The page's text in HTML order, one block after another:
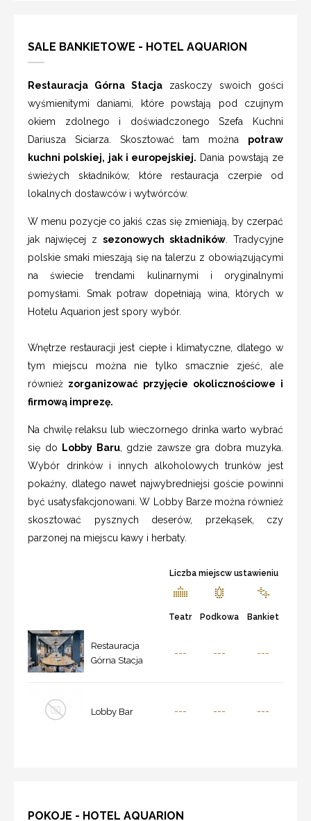
SALE BANKIETOWE - HOTEL AQUARION
Restauracja Górna Stacja zaskoczy swoich gości
wyśmienitymi daniami, które powstają pod czujnym
okiem zdolnego i doświadczonego Szefa Kuchni
Dariusza Siciarza. Skosztować tam można potraw
kuchni polskiej, jak i europejskiej. Dania powstają ze
świeżych składników, które restauracja czerpie od
lokalnych dostawców i wytwórców.
W menu pozycje co jakiś czas się zmieniają, by czerpać
jak najwięcej z sezonowych składników . Tradycyjne
polskie smaki mieszają się na talerzu z obowiązującymi
na świecie trendami kulinarnymi i oryginalnymi
pomysłami. Smak potraw dopełniają wina, których w
Hotelu Aquarion jest spory wybór.
Wnętrze restauracji jest ciepłe i klimatyczne, dlatego w
tym miejscu można nie tylko smacznie zjeść, ale
również zorganizować przyjęcie okolicznościowe i
firmową imprezę.
Na chwilę relaksu lub wieczornego drinka warto wybrać
się do
Lobby Baru, gdzie zawsze gra dobra muzyka.
Wybór drinków i innych alkoholowych trunków jest
pokaźny, dlatego nawet najwybredniejsi goście powinni
być usatysfakcjonowani. W Lobby Barze można również
skosztować pysznych deserów, przekąsek, czy
parzonej na miejscu kawy i herbaty.
Liczba miejscw ustawieniu
Teatr Podkowa Bankiet
Restauracja
Górna Stacja
--- --- ---
Lobby Bar --- --- ---
POKOJE - HOTEL AQUARION